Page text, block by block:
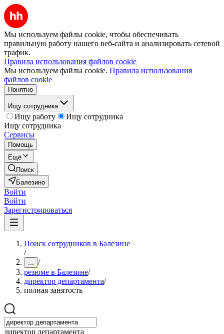
Мы используем файлы cookie, чтобы обеспечивать
правильную работу нашего веб-сайта и анализировать сетевой
трафик.
Правила использования файлов cookie
Мы используем файлы cookie. Правила использования
файлов cookie
Понятно
Ищу сотрудника
Ищу работу
Ищу сотрудника
Ищу сотрудника
Сервисы
Помощь
Ещё
Поиск
Балезино
Войти
Войти
Зарегистрироваться
Поиск сотрудников в Балезине
/
... /
резюме в Балезине/
директор департамента/
полная занятость
директор департамента